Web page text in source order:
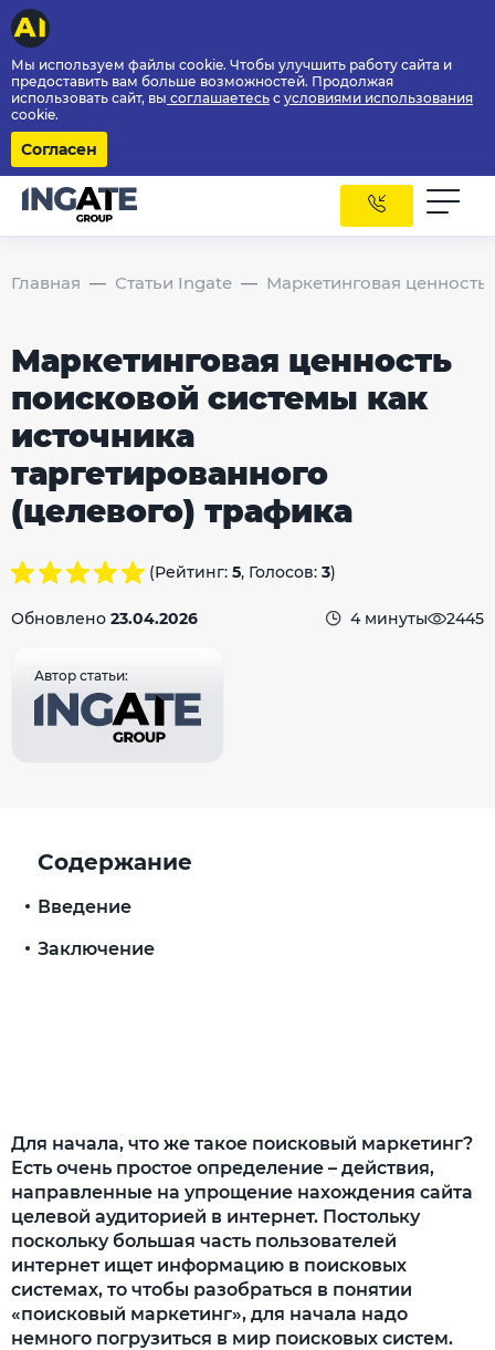
Мы используем файлы cookie. Чтобы улучшить работу сайта и
предоставить вам больше возможностей. Продолжая
использовать сайт, вы соглашаетесь с условиями использования
cookie.
Согласен
Главная Статьи Ingate Маркетинговая
Маркетинговая ценность
поисковой системы как
источника
таргетированного
(целевого) трафика
(Рейтинг: 5, Голосов: 3)
Обновлено 23.04.2026 4 минуты 2445
Автор статьи:
Для начала, что же такое поисковый маркетинг?
Есть очень простое определение – действия,
направленные на упрощение нахождения сайта
целевой аудиторией в интернет. Постольку
поскольку большая часть пользователей
интернет ищет информацию в поисковых
системах, то чтобы разобраться в понятии
«поисковый маркетинг», для начала надо
немного погрузиться в мир поисковых систем.
Содержание
Введение
Заключение